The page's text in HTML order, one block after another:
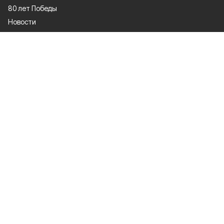
80 лет Победы
Новости